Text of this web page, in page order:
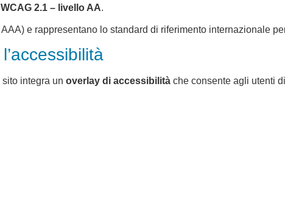
WCAG 2.1 – livello AA.
e rappresentano lo standard di riferimento internazionale
integra un overlay di accessibilità che consente agli utenti